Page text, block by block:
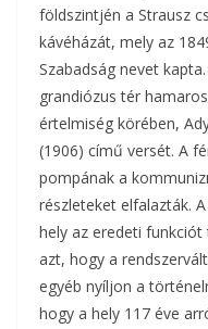
földszintjén a Strausz
kávéházát, mely az
Szabadság nevet
grandiózus tér
értelmiség körében,
(1906) című versét. A
pompának a
részleteket elfalazták.
hely az eredeti
azt, hogy a
egyéb nyíljon a
hogy a hely 117 éve